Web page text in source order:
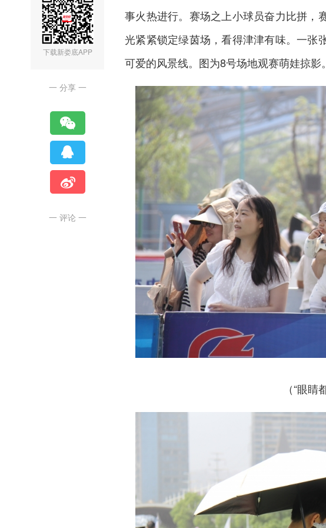
下载新娄底APP
一 分享 一
一 评论 一
事火热进行。赛场之上小球员奋力比拼，
光紧紧锁定绿茵场，看得津津有味。一张
可爱的风景线。图为8号场地观赛萌娃掠影。
（“眼睛